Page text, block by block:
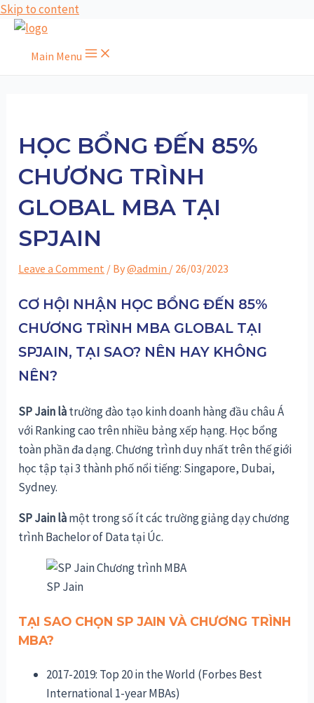
Skip to content
Main Menu
HỌC BỔNG ĐẾN 85%
CHƯƠNG TRÌNH
GLOBAL MBA TẠI
SPJAIN
Leave a Comment / By@admin / 26/03/2023
CƠ HỘI NHẬN HỌC BỔNG ĐẾN 85%
CHƯƠNG TRÌNH MBA GLOBAL TẠI
SPJAIN, TẠI SAO? NÊN HAY KHÔNG
NÊN?
SP Jain làtrường đào tạo kinh doanh hàng đầu châu Á
với Ranking cao trên nhiều bảng xếp hạng. Học bổng
toàn phần đa dạng. Chương trình duy nhất trên thế giới
học tập tại 3 thành phố nổi tiếng: Singapore, Dubai,
Sydney.
SP Jain làmột trong số ít các trường giảng dạy chương
trình Bachelor of Data tại Úc.
SP Jain
TẠI SAO CHỌN SP JAIN VÀ CHƯƠNG TRÌNH
MBA?
2017-2019: Top 20 in the World (Forbes Best
International 1-year MBAs)